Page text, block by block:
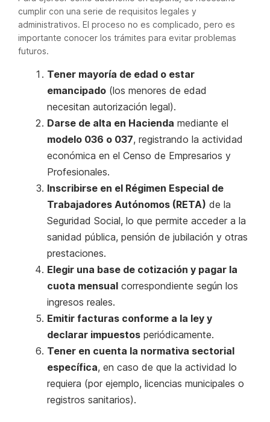
cumplir con una serie de requisitos legales y
administrativos. El proceso no es complicado, pero es
importante conocer los trámites para evitar problemas
futuros.
Tener mayoría de edad o estar
emancipado (los menores de edad
necesitan autorización legal).
Darse de alta en Hacienda mediante el
modelo 036 o 037, registrando la actividad
económica en el Censo de Empresarios y
Profesionales.
Inscribirse en el Régimen Especial de
Trabajadores Autónomos (RETA) de la
Seguridad Social, lo que permite acceder a la
sanidad pública, pensión de jubilación y otras
prestaciones.
Elegir una base de cotización y pagar la
cuota mensual correspondiente según los
ingresos reales.
Emitir facturas conforme a la ley y
declarar impuestos periódicamente.
Tener en cuenta la normativa sectorial
específica, en caso de que la actividad lo
requiera (por ejemplo, licencias municipales o
registros sanitarios).